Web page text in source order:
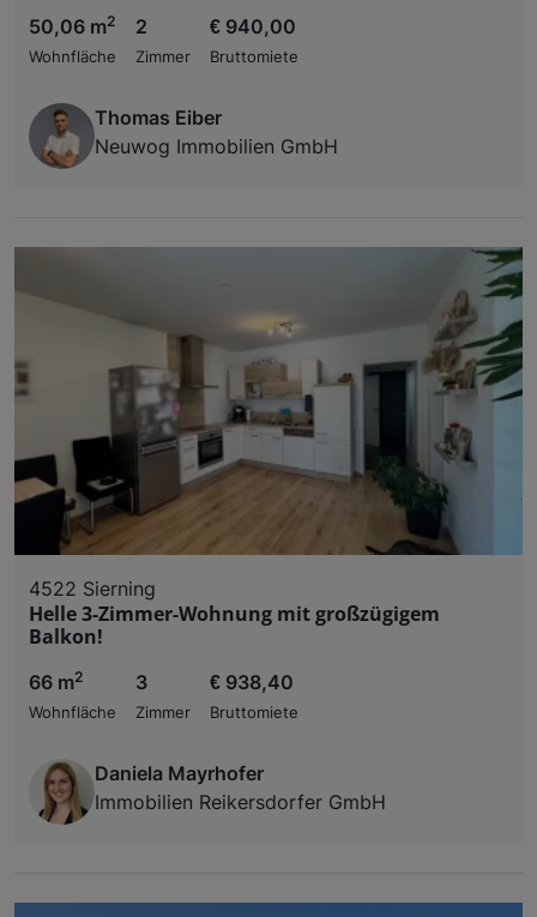
50,06 m2
Wohnfläche
2
Zimmer
€ 940,00
Bruttomiete
Thomas Eiber
Neuwog Immobilien GmbH
4522 Sierning
Helle 3-Zimmer-Wohnung mit großzügigem
Balkon!
66 m2
Wohnfläche
3
Zimmer
€ 938,40
Bruttomiete
Daniela Mayrhofer
Immobilien Reikersdorfer GmbH